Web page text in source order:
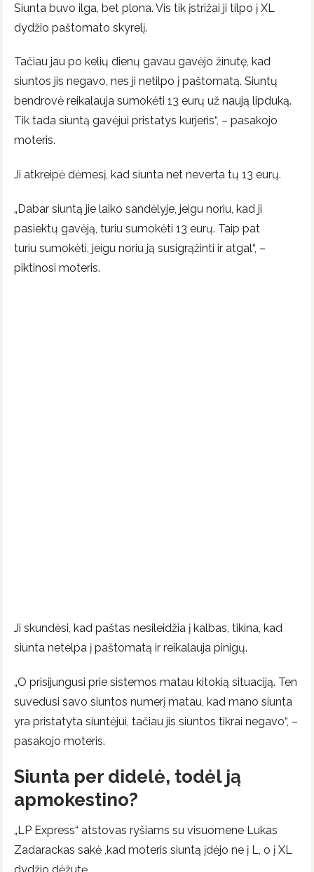
Siunta buvo ilga, bet plona. Vis tik įstrižai ji tilpo į XL
dydžio paštomato skyrelį.
Tačiau jau po kelių dienų gavau gavėjo žinutę, kad
siuntos jis negavo, nes ji netilpo į paštomatą. Siuntų
bendrovė reikalauja sumokėti 13 eurų už naują lipduką.
Tik tada siuntą gavėjui pristatys kurjeris“, – pasakojo
moteris.
Ji atkreipė dėmesį, kad siunta net neverta tų 13 eurų.
„Dabar siuntą jie laiko sandėlyje, jeigu noriu, kad ji
pasiektų gavėją, turiu sumokėti 13 eurų. Taip pat
turiu sumokėti, jeigu noriu ją susigrąžinti ir atgal“, –
piktinosi moteris.
Ji skundėsi, kad paštas nesileidžia į kalbas, tikina, kad
siunta netelpa į paštomatą ir reikalauja pinigų.
„O prisijungusi prie sistemos matau kitokią situaciją. Ten
suvedusi savo siuntos numerį matau, kad mano siunta
yra pristatyta siuntėjui, tačiau jis siuntos tikrai negavo“, –
pasakojo moteris.
Siunta per didelė, todėl ją
apmokestino?
„LP Express“ atstovas ryšiams su visuomene Lukas
Zadarackas sakė ,kad moteris siuntą įdėjo ne į L, o į XL